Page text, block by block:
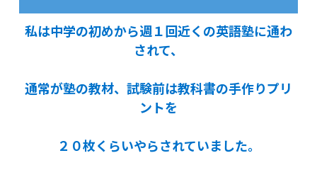
私は中学の初めから週１回近くの英語塾に通わ
されて、
通常が塾の教材、試験前は教科書の手作りプリ
ントを
２０枚くらいやらされていました。